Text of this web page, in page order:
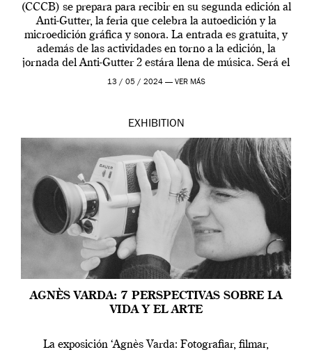
(CCCB) se prepara para recibir en su segunda edición al
Anti-Gutter, la feria que celebra la autoedición y la
microedición gráfica y sonora. La entrada es gratuita, y
además de las actividades en torno a la edición, la
jornada del Anti-Gutter 2 estára llena de música. Será el
[…]
13 / 05 / 2024 — VER MÁS
EXHIBITION
AGNÈS VARDA: 7 PERSPECTIVAS SOBRE LA
VIDA Y EL ARTE
La exposición ‘Agnès Varda: Fotografiar, filmar,